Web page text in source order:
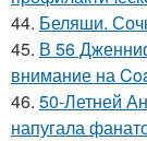
44. Беляши.
45. В 56
внимание на
46. 50-Летней
напугала